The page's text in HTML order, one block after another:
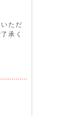
ただ
承く